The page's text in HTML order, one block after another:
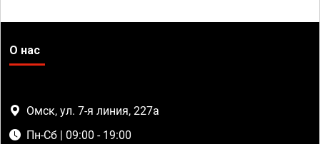
О нас
Омск, ул. 7-я линия, 227а
Пн-Сб | 09:00 - 19:00